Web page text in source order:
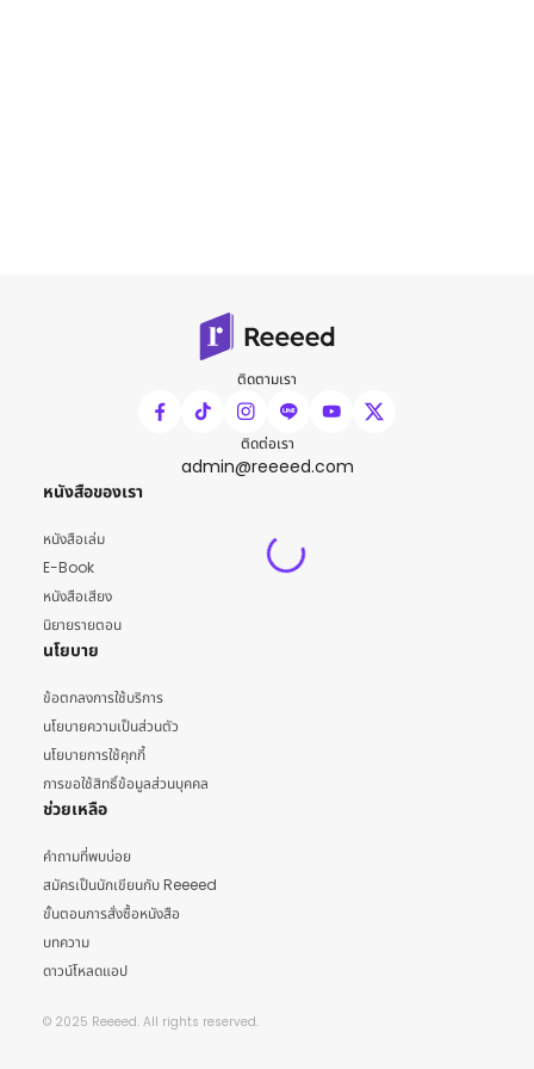
ติดตามเรา
ติดต่อเรา
admin@reeeed.com
หนังสือของเรา
หนังสือเล่ม
E-Book
หนังสือเสียง
นิยายรายตอน
นโยบาย
ข้อตกลงการใช้บริการ
นโยบายความเป็นส่วนตัว
นโยบายการใช้คุกกี้
การขอใช้สิทธิ์ข้อมูลส่วนบุคคล
ช่วยเหลือ
คำถามที่พบบ่อย
สมัครเป็นนักเขียนกับ Reeeed
ขั้นตอนการสั่งซื้อหนังสือ
บทความ
ดาวน์โหลดแอป
© 2025 Reeeed. All rights reserved.